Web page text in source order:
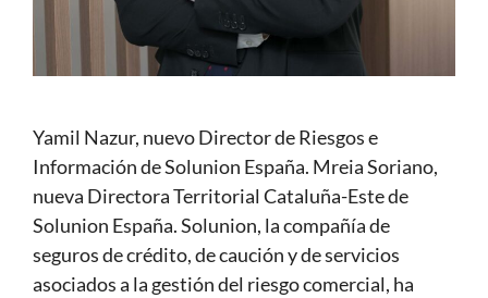
Yamil Nazur, nuevo Director de Riesgos e
Información de Solunion España. Mreia Soriano,
nueva Directora Territorial Cataluña-Este de
Solunion España. Solunion, la compañía de
seguros de crédito, de caución y de servicios
asociados a la gestión del riesgo comercial, ha